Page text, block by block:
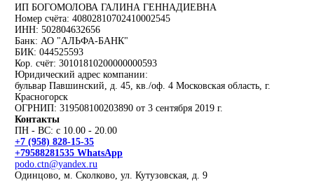
ИП БОГОМОЛОВА ГАЛИНА ГЕННАДИЕВНА
Номер счёта: 40802810702410002545
ИНН: 502804632656
Банк: АО "АЛЬФА-БАНК"
БИК: 044525593
Кор. счёт: 30101810200000000593
Юридический адрес компании:
бульвар Павшинский, д. 45, кв./оф. 4 Московская область, г.
Красногорск
ОГРНИП: 319508100203890 от 3 сентября 2019 г.
Контакты
ПН - ВС: с 10.00 - 20.00
+7 (958) 828-15-35
+79588281535 WhatsApp
podo.ctn@yandex.ru
Одинцово, м. Сколково, ул. Кутузовская, д. 9